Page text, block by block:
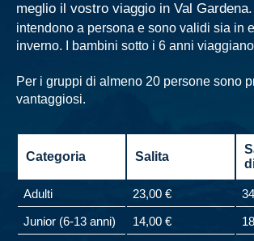
meglio il vostro viaggio in Val Gardena.
intendono a persona e sono validi sia in
inverno.
I bambini sotto i 6 anni
Per i gruppi di almeno 20 persone sono
vantaggiosi.
Categoria Salita
Adulti 23,00 €
Junior (6-13 anni)
14,00 €